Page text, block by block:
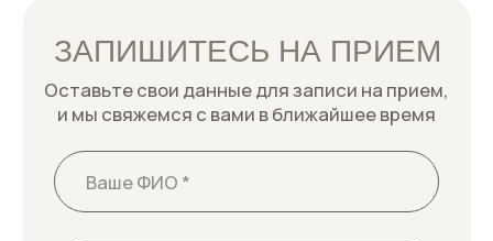
данныхв соответствиис политикой
конфиденциальности
Записаться к врачу